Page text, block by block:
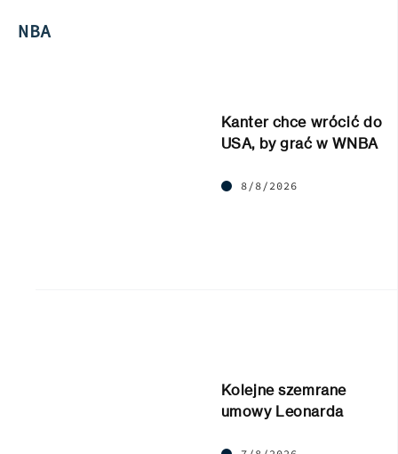
NBA
Kanter chce wrócić do
USA, by grać w WNBA
8/8/2026
Kolejne szemrane
umowy Leonarda